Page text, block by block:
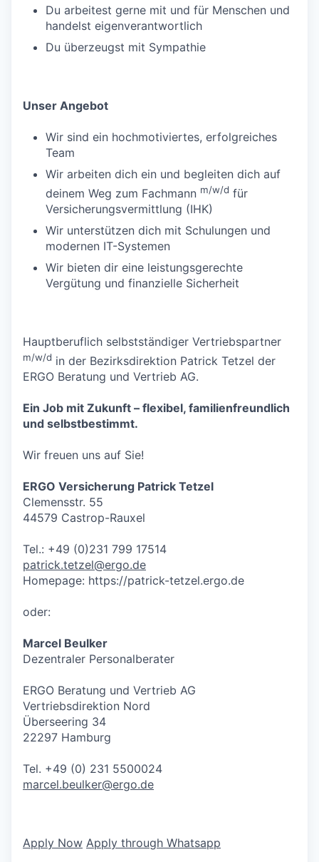
Du arbeitest gerne mit und für Menschen und
handelst eigenverantwortlich
Du überzeugst mit Sympathie
Unser Angebot
Wir sind ein hochmotiviertes, erfolgreiches
Team
Wir arbeiten dich ein und begleiten dich auf
deinem Weg zum Fachmann m/w/d für
Versicherungsvermittlung (IHK)
Wir unterstützen dich mit Schulungen und
modernen IT-Systemen
Wir bieten dir eine leistungsgerechte
Vergütung und finanzielle Sicherheit
Hauptberuflich selbstständiger Vertriebspartner
m/w/d in der Bezirksdirektion Patrick Tetzel der
ERGO Beratung und Vertrieb AG.
Ein Job mit Zukunft – flexibel, familienfreundlich
und selbstbestimmt.
Wir freuen uns auf Sie!
ERGO Versicherung Patrick Tetzel
Clemensstr. 55
44579 Castrop-Rauxel
Tel.: +49 (0)231 799 17514
patrick.tetzel@ergo.de
Homepage: https://patrick-tetzel.ergo.de
oder:
Marcel Beulker
Dezentraler Personalberater
ERGO Beratung und Vertrieb AG
Vertriebsdirektion Nord
Überseering 34
22297 Hamburg
Tel. +49 (0) 231 5500024
marcel.beulker@ergo.de
Apply Now Apply through Whatsapp